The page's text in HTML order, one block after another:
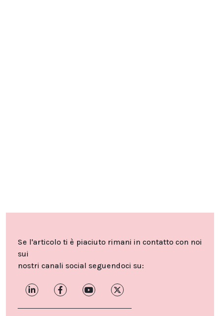
Se l'articolo ti è piaciuto rimani in contatto con noi
sui
nostri canali social seguendoci su: